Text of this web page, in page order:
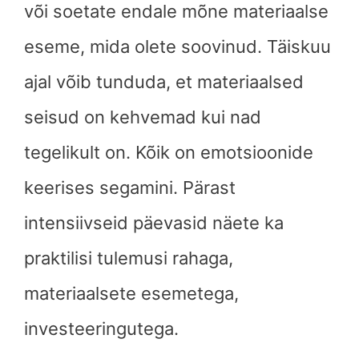
või soetate endale mõne materiaalse
eseme, mida olete soovinud. Täiskuu
ajal võib tunduda, et materiaalsed
seisud on kehvemad kui nad
tegelikult on. Kõik on emotsioonide
keerises segamini. Pärast
intensiivseid päevasid näete ka
praktilisi tulemusi rahaga,
materiaalsete esemetega,
investeeringutega.